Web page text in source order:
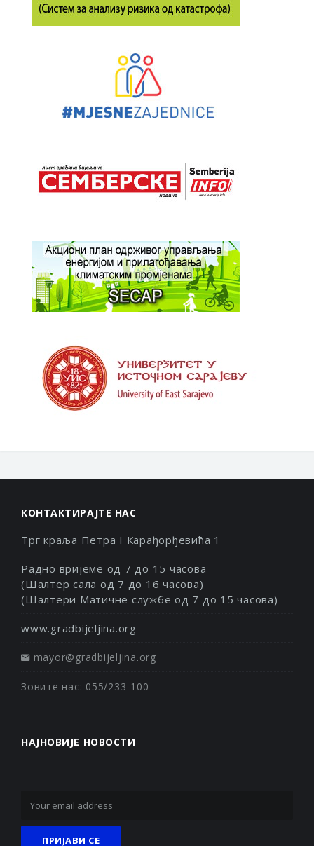
КОНТАКТИРАЈТЕ НАС
Трг краља Петра I Карађорђевића 1
Радно вријеме од 7 до 15 часова
(Шалтер сала од 7 до 16 часова)
(Шалтери Матичне службе од 7 до 15 часова)
www.gradbijeljina.org
mayor@gradbijeljina.org
Зовите нас: 055/233-100
НАЈНОВИЈЕ НОВОСТИ